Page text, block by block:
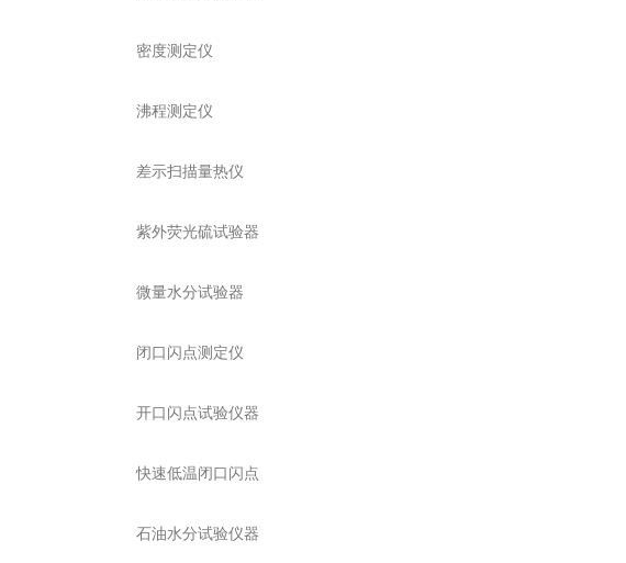
密度测定仪
沸程测定仪
差示扫描量热仪
紫外荧光硫试验器
微量水分试验器
闭口闪点测定仪
开口闪点试验仪器
快速低温闭口闪点
石油水分试验仪器